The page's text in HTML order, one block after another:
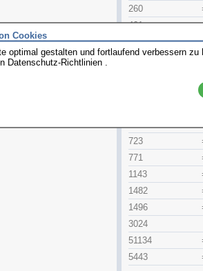
260
401
407
443
721
723
771
1143
1482
1496
3024
51134
5443
Cookies
optimal gestalten und fortlaufend verbessern
Datenschutz-Richtlinien